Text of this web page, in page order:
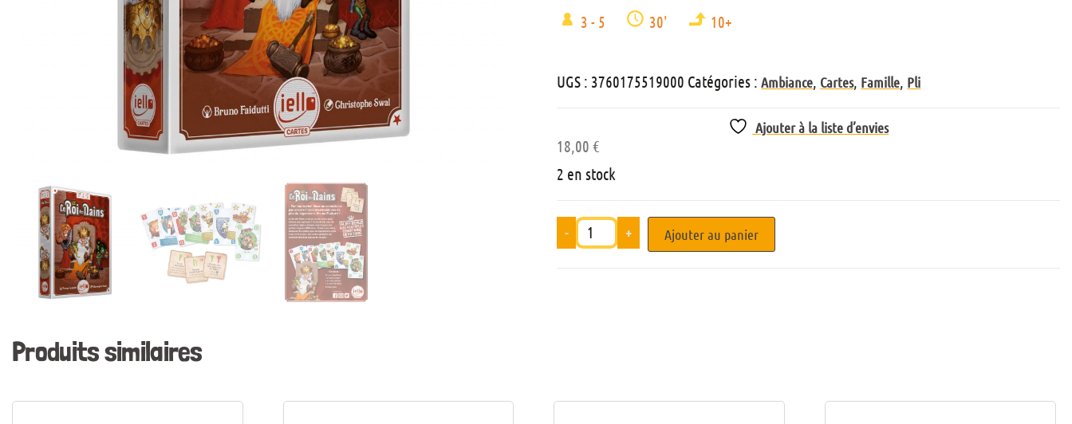
3 - 5
30' 10+
UGS : 3760175519000 Catégories :Ambiance Cartes, Famille Pli
Ajouter à la liste d’envies
18,00€
2 en stock
- + Ajouter au panier
Produits similaires